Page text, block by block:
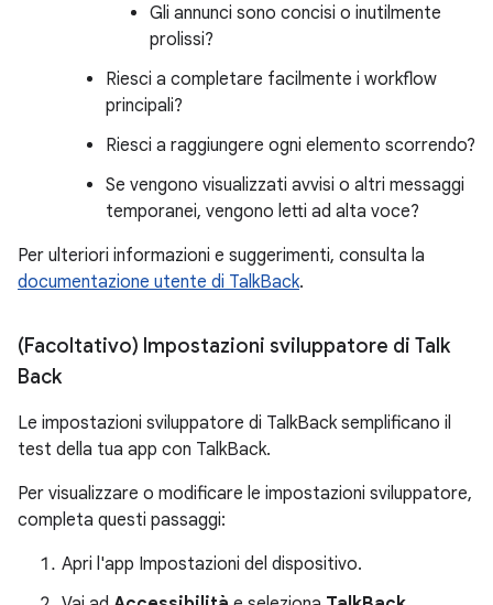
Gli annunci sono concisi o inutilmente
prolissi?
Riesci a completare facilmente i workflow
principali?
Riesci a raggiungere ogni elemento scorrendo?
Se vengono visualizzati avvisi o altri messaggi
temporanei, vengono letti ad alta voce?
Per ulteriori informazioni e suggerimenti, consulta la
documentazione utente di TalkBack.
(Facoltativo) Impostazioni sviluppatore di Talk
Back
Le impostazioni sviluppatore di TalkBack semplificano il
test della tua app con TalkBack.
Per visualizzare o modificare le impostazioni sviluppatore,
completa questi passaggi:
Apri l'app Impostazioni del dispositivo.